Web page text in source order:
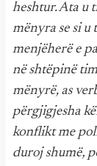
heshtur. Ata u
mënyra se si u
menjëherë e
në shtëpinë
mënyrë, as
përgjigjesha
konflikt me
duroj shumë,